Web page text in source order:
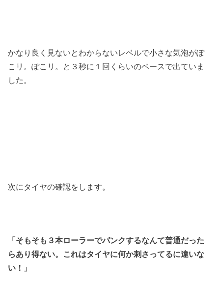
かなり良く見ないとわからないレベルで小さな気泡がぽ
こリ。ぽこリ。と３秒に１回くらいのペースで出ていま
した。
次にタイヤの確認をします。
「そもそも３本ローラーでパンクするなんて普通だった
らあり得ない。これはタイヤに何か刺さってるに違いな
い！」